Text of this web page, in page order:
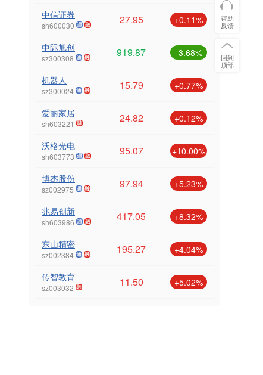
中信证券
sh600030 27.95 +0.11%
中际旭创
sz300308 919.87 -3.68%
机器人
sz300024 15.79 +0.77%
爱丽家居
sh603221 24.82 +0.12%
沃格光电
sh603773 95.07 +10.00%
博杰股份
sz002975 97.94 +5.23%
兆易创新
sh603986 417.05 +8.32%
东山精密
sz002384 195.27 +4.04%
传智教育
sz003032 11.50 +5.02%
帮助
反馈
回到
顶部